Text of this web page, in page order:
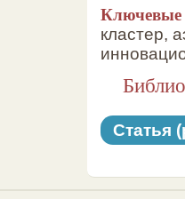
Ключевые
кластер,
Статья